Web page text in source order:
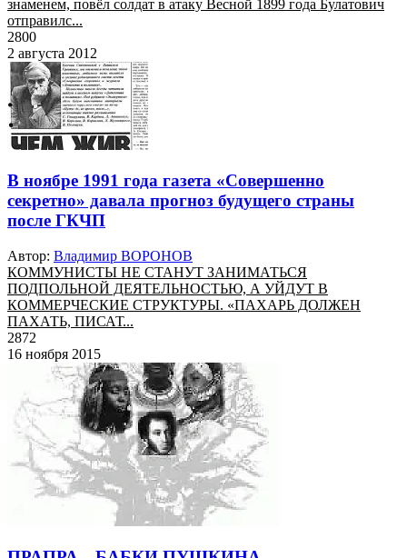
знаменем, повёл солдат в атаку Весной 1899 года Булатович
отправилс...
2800
2 августа 2012
В ноябре 1991 года газета «Совершенно
секретно» давала прогноз будущего страны
после ГКЧП
Автор: Владимир ВОРОНОВ
КОММУНИСТЫ НЕ СТАНУТ ЗАНИМАТЬСЯ
ПОДПОЛЬНОЙ ДЕЯТЕЛЬНОСТЬЮ, А УЙДУТ В
КОММЕРЧЕСКИЕ СТРУКТУРЫ. «ПАХАРЬ ДОЛЖЕН
ПАХАТЬ, ПИСАТ...
2872
16 ноября 2015